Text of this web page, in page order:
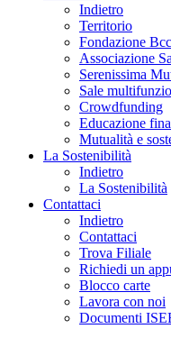
Indietro
Territorio
Fondazione
Associazione
Serenissima
Sale
Crowdfunding
Educazione
Mutualità e
La Sostenibilità
Indietro
La Sostenibilità
Contattaci
Indietro
Contattaci
Trova Filiale
Richiedi un
Blocco carte
Lavora con noi
Documenti